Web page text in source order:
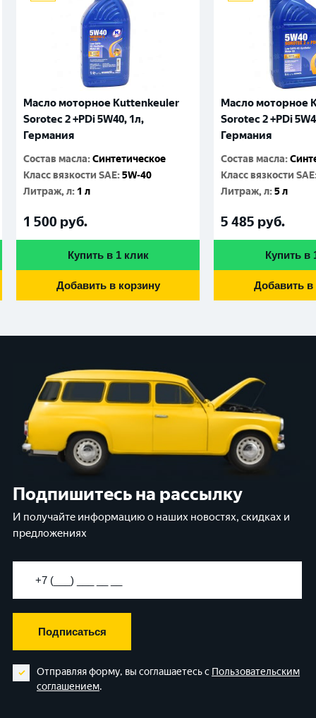
Масло моторное Kuttenkeuler
Sorotec 2 +PDi 5W40, 1л,
Германия
Состав масла:Синтетическое
Класс вязкости SAE:5W-40
Литраж, л: 1 л
1 500 руб.
Купить в 1 клик
Добавить в корзину
Масло моторное
Sorotec 2 +PDi
Германия
Состав масла:
Класс вязкости SAE
Литраж, л:5 л
5 485 руб.
Купить в
Добавить в
Подпишитесь на рассылку
И получайте информацию о наших новостях, скидках и
предложениях
Подписаться
Отправляя форму, вы соглашаетесь с Пользовательским
соглашением.